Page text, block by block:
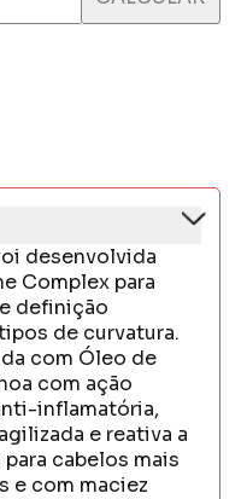
desenvolvida
Complex para
definição
de curvatura.
com Óleo de
com ação
inflamatória,
e reativa a
cabelos mais
e com maciez